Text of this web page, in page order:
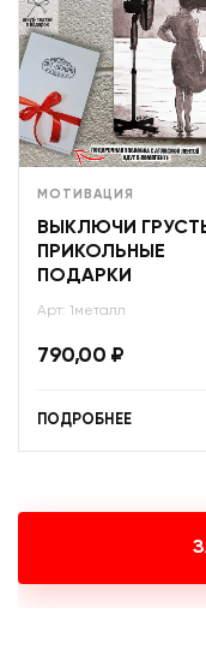
МОТИВАЦИЯ
ВЫКЛЮЧИ
ПРИКОЛЬНЫЕ
ПОДАРКИ
Арт: 1металл
790,00 ₽
ПОДРОБНЕЕ